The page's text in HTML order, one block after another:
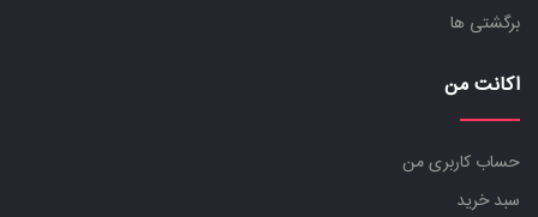
برگشتی ها
اکانت من
حساب کاربری من
سبد خرید